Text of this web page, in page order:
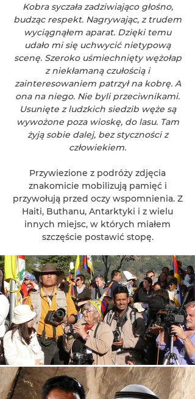
Kobra syczała zadziwiająco głośno,
budząc respekt. Nagrywając, z trudem
wyciągnąłem aparat. Dzięki temu
udało mi się uchwycić nietypową
scenę. Szeroko uśmiechnięty wężołap
z niekłamaną czułością i
zainteresowaniem patrzył na kobrę. A
ona na niego. Nie byli przeciwnikami.
Usunięte z ludzkich siedzib węże są
wywożone poza wioskę, do lasu. Tam
żyją sobie dalej, bez styczności z
człowiekiem.
Przywiezione z podróży zdjęcia
znakomicie mobilizują pamięć i
przywołują przed oczy wspomnienia. Z
Haiti, Buthanu, Antarktyki i z wielu
innych miejsc, w których miałem
szczęście postawić stopę.